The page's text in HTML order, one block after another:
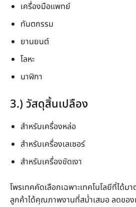
เครื่องมือแพทย์
ทันตกรรม
ยานยนต์
โลหะ
นาฬิกา
3.) วัสดุสิ้นเปลือง
สำหรับเครื่องหล่อ
สำหรับเครื่องเลเซอร์
สำหรับเครื่องขัดเงา
โพรเทคคัดเลือกเฉพาะเทคโนโลยีที่ได้ม
ลูกค้าได้คุณภาพงานที่สม่ำเสมอ ลดของ